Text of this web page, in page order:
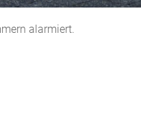
alarmiert.